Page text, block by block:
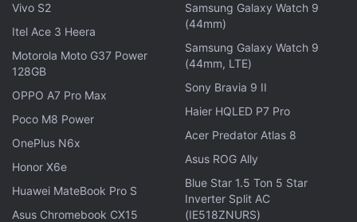
దీనిని 32GB వ‌ర‌కూ డీడీఆర్ 5 RAM, 1TB PCIe 4.0 SSD
స్టోరేజ్‌తో దీనిని అందించారు.
కనెక్టివిటీ ఆప్ష‌న్‌లు
Moto Book 60లో యూజ‌ర్‌ల‌ ప్రైవ‌సీ ష‌ట్ట‌ర్‌తో కూడిన
వెబ్‌క్యామ్‌, విండోస్ హ‌లో ఫేస్ రిక‌గ్నిష‌న్ కోసం IR కెమెరాను
అందించారు. ఇది మిలిట‌రీ-గ్రేడ్ (MIL-STD-810H) క్వాలిటీతో
వ‌స్తోంది. డాల్బీ అట్మాస్, 2W ఆడియో అవుట్ పుట్‌తో డ్యూయ‌ల్
స్టీరియో స్పీక‌ర్స్‌ను అందిస్తున్నారు. ఇక క‌నెక్టివిటీ ఆప్ష‌న్‌ల‌ను
చూస్తే.. Wi-Fi 7, బ్లూటూత్ 5.4ల‌కు మ‌ద్ద‌తు ఇస్తుంది. రెండు
Vivo S2
Itel Ace 3 Heera
Motorola Moto G37 Power
128GB
OPPO A7 Pro Max
Poco M8 Power
OnePlus N6x
Honor X6e
Huawei MateBook Pro S
Asus Chromebook CX15
Samsung Galaxy Watch 9
(44mm)
Samsung Galaxy Watch 9
(44mm, LTE)
Sony Bravia 9 II
Haier HQLED P7 Pro
Acer Predator Atlas 8
Asus ROG Ally
Blue Star 1.5 Ton 5 Star
Inverter Split AC
(IE518ZNURS)